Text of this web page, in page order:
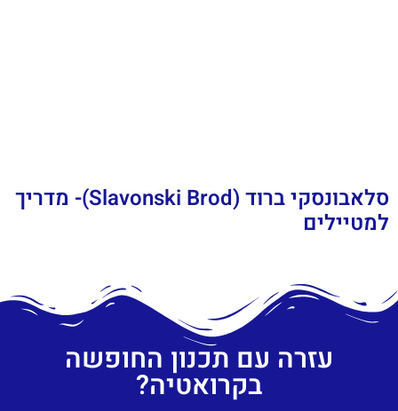
סלאבונסקי ברוד (Slavonski Brod)- מדריך
למטיילים
עזרה עם תכנון החופשה
בקרואטיה?